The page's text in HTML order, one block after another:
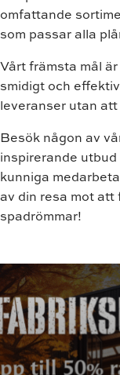
omfattande
som passar alla
Vårt främsta mål
smidigt och
leveranser utan
Besök någon av
inspirerande
kunniga
av din resa mot att
spadrömmar!